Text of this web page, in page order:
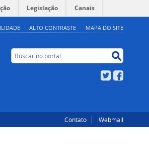
ALTO CONTRASTE MAPA DO SITE
Legislação Canais
Buscar no portal
Twitter
Contato Webmail